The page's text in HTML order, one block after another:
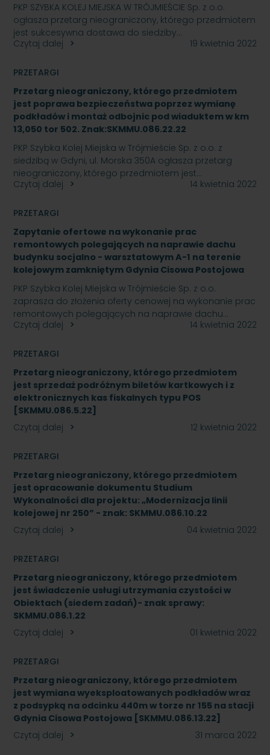
PKP SZYBKA KOLEJ MIEJSKA W TRÓJMIEŚCIE Sp. z o.o.
ogłasza przetarg nieograniczony, którego przedmiotem
jest sukcesywna dostawa do siedziby…
Czytaj dalej
19 kwietnia 2022
PRZETARGI
Przetarg nieograniczony, którego przedmiotem
jest poprawa bezpieczeństwa poprzez wymianę
podkładów i montaż odbojnic pod wiaduktem w km
13,050 tor 502. Znak:SKMMU.086.22.22
PKP Szybka Kolej Miejska w Trójmieście Sp. z o.o. z
siedzibą w Gdyni, ul. Morska 350A ogłasza przetarg
nieograniczony, którego przedmiotem jest…
Czytaj dalej
14 kwietnia 2022
PRZETARGI
Zapytanie ofertowe na wykonanie prac
remontowych polegających na naprawie dachu
budynku socjalno - warsztatowym A-1 na terenie
kolejowym zamkniętym Gdynia Cisowa Postojowa
PKP Szybka Kolej Miejska w Trójmieście Sp. z o.o.
zaprasza do złożenia oferty cenowej na wykonanie prac
remontowych polegających na naprawie dachu…
Czytaj dalej
14 kwietnia 2022
PRZETARGI
Przetarg nieograniczony, którego przedmiotem
jest sprzedaż podróżnym biletów kartkowych i z
elektronicznych kas fiskalnych typu POS
[SKMMU.086.5.22]
Czytaj dalej
12 kwietnia 2022
PRZETARGI
Przetarg nieograniczony, którego przedmiotem
jest opracowanie dokumentu Studium
Wykonalności dla projektu: „Modernizacja linii
kolejowej nr 250” - znak: SKMMU.086.10.22
Czytaj dalej
04 kwietnia 2022
PRZETARGI
Przetarg nieograniczony, którego przedmiotem
jest świadczenie usługi utrzymania czystości w
Obiektach (siedem zadań)- znak sprawy:
SKMMU.086.1.22
Czytaj dalej
01 kwietnia 2022
PRZETARGI
Przetarg nieograniczony, którego przedmiotem
jest wymiana wyeksploatowanych podkładów wraz
z podsypką na odcinku 440m w torze nr 155 na stacji
Gdynia Cisowa Postojowa [SKMMU.086.13.22]
Czytaj dalej
31 marca 2022